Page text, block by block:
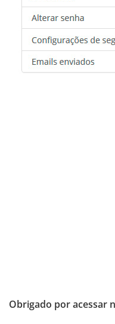
Obrigado por acessar